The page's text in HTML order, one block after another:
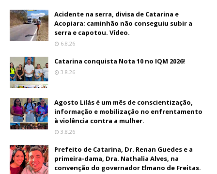
Acidente na serra, divisa de Catarina e
Acopiara; caminhão não conseguiu subir a
serra e capotou. Vídeo.
6.8.26
Catarina conquista Nota 10 no IQM 2026!
3.8.26
Agosto Lilás é um mês de conscientização,
informação e mobilização no enfrentamento
à violência contra a mulher.
3.8.26
Prefeito de Catarina, Dr. Renan Guedes e a
primeira-dama, Dra. Nathalia Alves, na
convenção do governador Elmano de Freitas.